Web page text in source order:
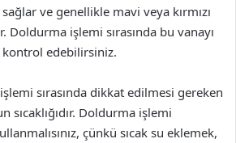
ve genellikle mavi veya kırmızı
Doldurma işlemi sırasında bu vanayı
kontrol edebilirsiniz.
sırasında dikkat edilmesi gereken
sıcaklığıdır. Doldurma işlemi
çünkü sıcak su eklemek,